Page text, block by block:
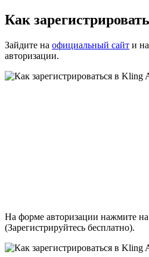
Как
Зайдите на официальный сайт и
авторизации.
На форме авторизации нажмите
(Зарегистрируйтесь бесплатно).